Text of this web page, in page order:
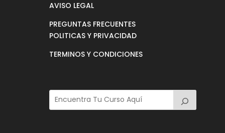
AVISO LEGAL
PREGUNTAS FRECUENTES
POLITICAS Y PRIVACIDAD
TERMINOS Y CONDICIONES